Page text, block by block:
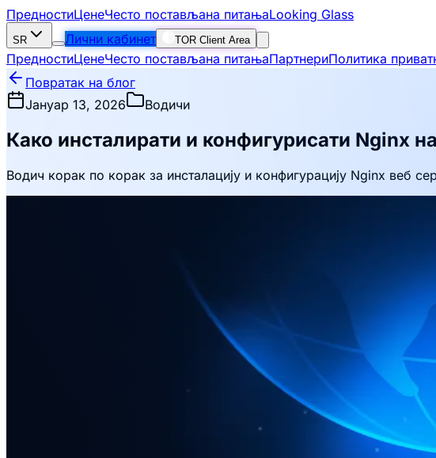
ПредностиЦенеЧесто постављана питањаLooking Glass
SR Лични кабинет TOR Client Area
ПредностиЦенеЧесто постављана питањаПартнериПолитика
Повратак на блог
Јануар 13, 2026
Водичи
Како инсталирати и конфигурисати Nginx
Водич корак по корак за инсталацију и конфигурацију Nginx веб